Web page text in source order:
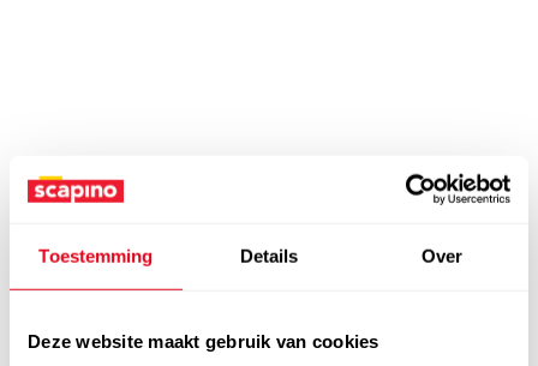
Toestemming Details Over
Deze website maakt gebruik van cookies